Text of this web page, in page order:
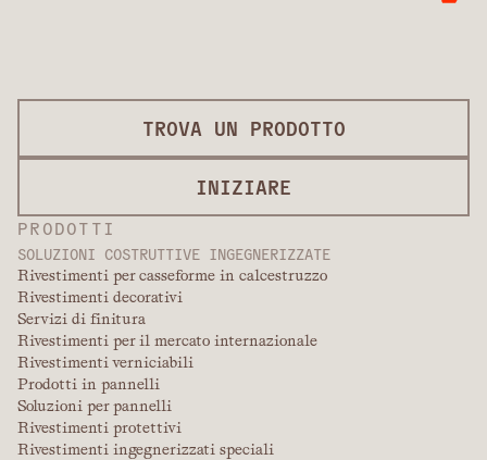
PRODOTTI
SOLUZIONI COSTRUTTIVE INGEGNERIZZATE
Rivestimenti per casseforme in calcestruzzo
Rivestimenti decorativi
Servizi di finitura
Rivestimenti per il mercato internazionale
Rivestimenti verniciabili
Prodotti in pannelli
Soluzioni per pannelli
Rivestimenti protettivi
Rivestimenti ingegnerizzati speciali
TROVA UN PRODOTTO
INIZIARE